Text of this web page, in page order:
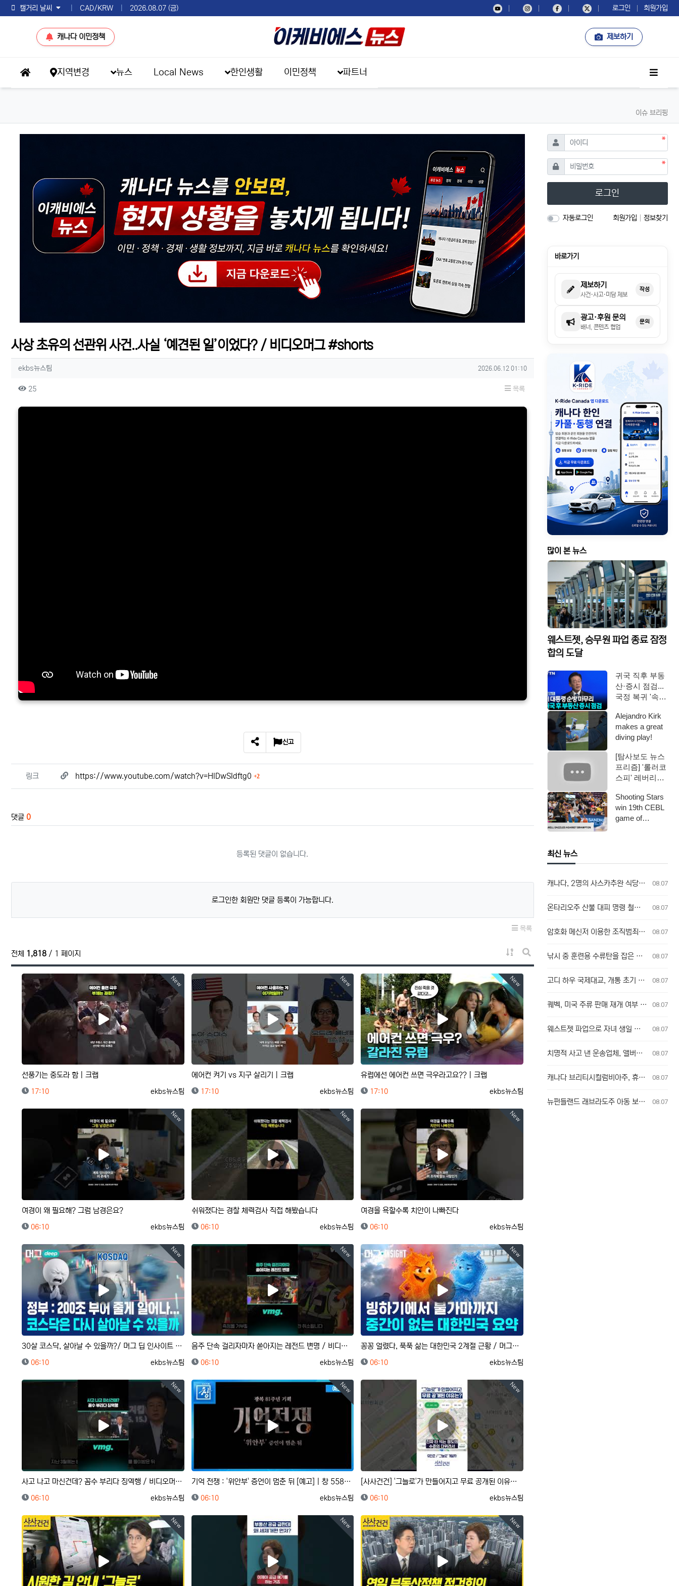
토론토 날씨 CAD/KRW 2026.08.07 (금) 로그인 회원가입
캐나다 이민정책 제보하기
지역변경 뉴스 Local News 한인생활 이민정책
파트너
홈으로
사이드
이슈 브리핑
이슈 브리핑
사상 초유의 선관위 사건..사실 ‘예견된 일’이었다? / 비디오머그 #shorts
작성자 정보
ekbs뉴스팀 작성일
2026.06.12 01:10
컨텐츠 정보
25조회 목록
본문
SNS 공유
신고
관련자료
링크 https://www.youtube.com/watch?v=HlDwSldftg0 2회 연결
댓글 0
등록된 댓글이 없습니다.
로그인한 회원만 댓글 등록이 가능합니다.
목록
전체 1,818 / 1 페이지
게시물 정렬
게시판 검색
New
선풍기는 중도라 함｜크랩
등록일
17:10 등록자
ekbs뉴스팀
New
에어컨 켜기 vs 지구 살리기｜크랩
등록일
17:10 등록자
ekbs뉴스팀
New
유럽에선 에어컨 쓰면 극우라고요??｜크랩
등록일
17:10 등록자
ekbs뉴스팀
New
여경이 왜 필요해? 그럼 남경은요?
등록일
06:10 등록자
ekbs뉴스팀
New
쉬워졌다는 경찰 체력검사 직접 해봤습니다
등록일
06:10 등록자
ekbs뉴스팀
New
여경을 욕할수록 치안이 나빠진다
등록일
06:10 등록자
ekbs뉴스팀
New
30살 코스닥, 살아날 수 있을까?/ 머그 딥 인사이트 / 비디오머그
등록일
06:10 등록자
ekbs뉴스팀
New
음주 단속 걸리자마자 쏟아지는 레전드 변명 / 비디오머그 #shorts
등록일
06:10 등록자
ekbs뉴스팀
New
꽁꽁 얼렸다, 푹푹 삶는 대한민국 2계절 근황 / 머그인사이트 / 비디오머그
등록일
06:10 등록자
ekbs뉴스팀
New
사고 나고 마신건데? 꼼수 부리다 징역행 / 비디오머그 #shorts
등록일
06:10 등록자
ekbs뉴스팀
New
기억 전쟁 : '위안부' 증언이 멈춘 뒤 [예고] | 창 558회 (KBS 26.8.11.)
등록일
06:10 등록자
ekbs뉴스팀
New
[사사건건] '그늘로'가 만들어지고 무료 공개된 이유는? (유민준)
등록일
06:10 등록자
ekbs뉴스팀
New New New
아이디 필수
비밀번호필수
로그인
자동로그인 회원가입 정보찾기
바로가기
제보하기
사건·사고·미담 제보
작성
광고·후원 문의
배너, 콘텐츠 협업
문의
많이 본 뉴스
웨스트젯, 승무원 파업 종료 잠정
합의 도달
귀국 직후 부동
산·증시 점검...
국정 복귀 '속도'
Alejandro Kirk
makes a great
diving play!
[탐사보도 뉴스
프리즘] '롤러코
스피' 레버리지
TV (Yo…
Shooting Stars
win 19th CEBL
game of
최신 뉴스
캐나다, 2명의 사스카추완 식당 업주, 방글라데시 여성 인신매매 유죄 판결 08.07
온타리오주 산불 대피 명령 철회에 대한 굴 베이 퍼스트 네이션의 강력 반발 08.07
암호화 메신저 이용한 조직범죄, 청소년 포섭…수사 난항 예고 08.07
낚시 중 훈련용 수류탄을 잡은 남성 08.07
고디 하우 국제대교, 개통 초기 이용객 이중 요금 청구 의혹 제기 08.07
퀘벡, 미국 주류 판매 재개 여부 단독 결정 08.07
웨스트젯 파업으로 자녀 생일 놓친 부모, 후회와 실망감 호소 08.07
치명적 사고 낸 운송업체, 앨버타주서 운영 금지 조치 08.07
캐나다 브리티시컬럼비아주, 휴화산 인근에서 의심스러운 산불 잇따라 발생 08.07
뉴펀들랜드 래브라도주 아동 보호 시설, 규정 무시로 학대 사건 은폐 의혹 08.07